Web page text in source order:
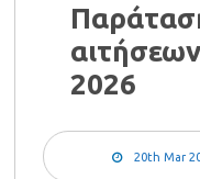
2026
20th Mar